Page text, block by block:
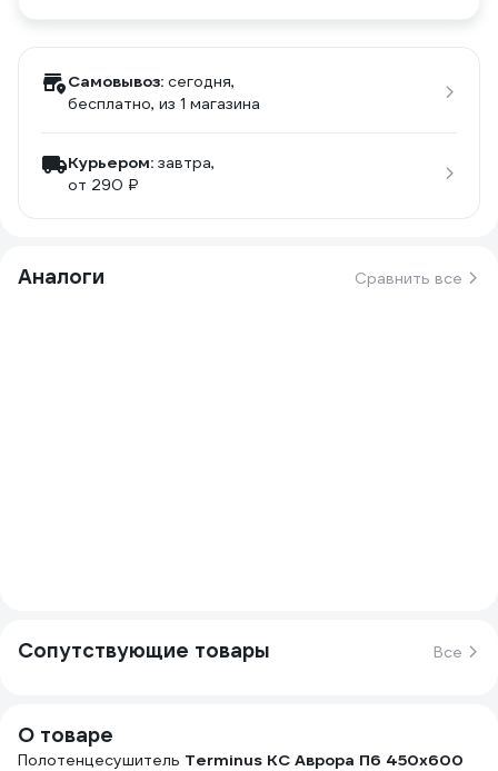
Самовывоз: сегодня,
бесплатно, из 1 магазина
Курьером: завтра,
от 290 ₽
Аналоги Сравнить все
Сопутствующие товары Все
О товаре
Полотенцесушитель Terminus КС Аврора П6 450x600